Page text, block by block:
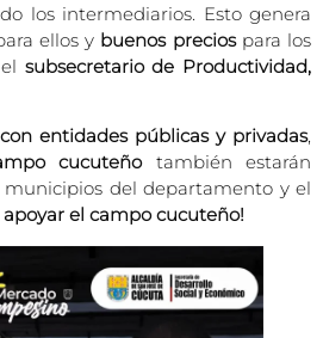
los intermediarios. Esto genera
ellos y buenos precios para los
subsecretario de Productividad,
entidades públicas y privadas,
cucuteñotambién estarán
del departamento y el
apoyar el campo cucuteño!